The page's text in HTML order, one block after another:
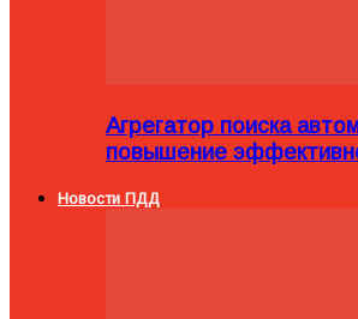
Агрегатор поиска
повышение
Новости ПДД